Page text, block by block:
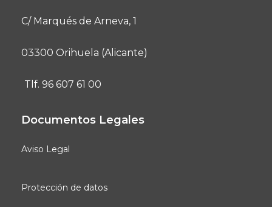
C/ Marqués de Arneva, 1
03300 Orihuela (Alicante)
Tlf. 96 607 61 00
Documentos Legales
Aviso Legal
Protección de datos